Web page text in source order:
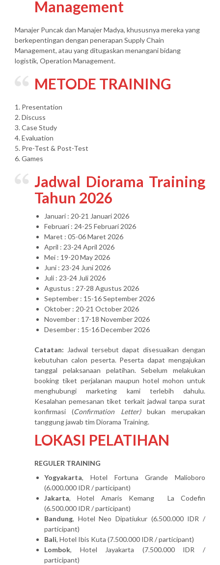
Management
Manajer Puncak dan Manajer Madya, khususnya mereka yang
berkepentingan dengan penerapan Supply Chain
Management, atau yang ditugaskan menangani bidang
logistik, Operation Management.
METODE TRAINING
1. Presentation
2. Discuss
3. Case Study
4. Evaluation
5. Pre-Test & Post-Test
6. Games
Jadwal Diorama Training
Tahun 2026
Januari : 20-21 Januari 2026
Februari : 24-25 Februari 2026
Maret : 05-06 Maret 2026
April : 23-24 April 2026
Mei : 19-20 May 2026
Juni : 23-24 Juni 2026
Juli : 23-24 Juli 2026
Agustus : 27-28 Agustus 2026
September : 15-16 September 2026
Oktober : 20-21 October 2026
November : 17-18 November 2026
Desember : 15-16 December 2026
Catatan: Jadwal tersebut dapat disesuaikan dengan
kebutuhan calon peserta. Peserta dapat mengajukan
tanggal pelaksanaan pelatihan. Sebelum melakukan
booking tiket perjalanan maupun hotel mohon untuk
menghubungi marketing kami terlebih dahulu.
Kesalahan pemesanan tiket terkait jadwal tanpa surat
konfirmasi (Confirmation Letter)bukan merupakan
tanggung jawab tim Diorama Training.
LOKASI PELATIHAN
REGULER TRAINING
Yogyakarta, Hotel Fortuna Grande Malioboro
(6.000.000 IDR / participant)
Jakarta, Hotel Amaris Kemang La Codefin
(6.500.000 IDR / participant)
Bandung, Hotel Neo Dipatiukur (6.500.000 IDR /
participant)
Bali, Hotel Ibis Kuta (7.500.000 IDR / participant)
Lombok, Hotel Jayakarta (7.500.000 IDR /
participant)